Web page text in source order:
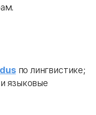
по лингвистике;
языковые